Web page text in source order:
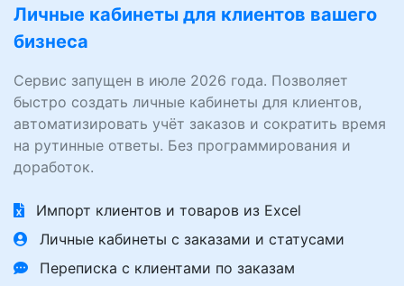
Личные кабинеты для клиентов вашего
бизнеса
Сервис запущен в июле 2026 года. Позволяет
быстро создать личные кабинеты для клиентов,
автоматизировать учёт заказов и сократить время
на рутинные ответы. Без программирования и
доработок.
Импорт клиентов и товаров из Excel
Личные кабинеты с заказами и статусами
Переписка с клиентами по заказам